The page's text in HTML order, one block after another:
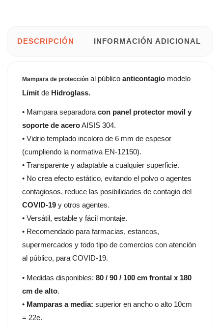
DESCRIPCIÓN INFORMACIÓN ADICIONAL
Mampara de protección al públicoanticontagio modelo
Limit de Hidroglass.
• Mampara separadoracon panel protector movil y
soporte de aceroAISIS 304.
• Vidrio templado incoloro de 6 mm de espesor
(cumpliendo la normativa EN-12150).
• Transparente y adaptable a cualquier superficie.
• No crea efecto estático, evitando el polvo o agentes
contagiosos, reduce las posibilidades de contagio del
COVID-19 y otros agentes.
• Versátil, estable y fácil montaje.
• Recomendado para farmacias, estancos,
supermercados y todo tipo de comercios con atención
al público, para COVID-19.
• Medidas disponibles:80 / 90 / 100 cm frontal x 180
cm de alto.
• Mamparas a media: superior en ancho o alto 10cm
= 22e.